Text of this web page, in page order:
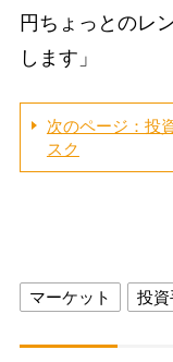
円ちょっとのレ
します」
次のページ：投
スク
マーケット 投